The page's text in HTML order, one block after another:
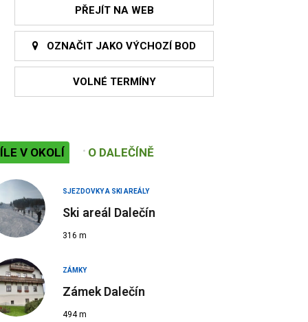
PŘEJÍT NA WEB
OZNAČIT JAKO VÝCHOZÍ BOD
VOLNÉ TERMÍNY
V OKOLÍ O DALEČÍNĚ
SJEZDOVKY A SKI AREÁLY
Ski areál Dalečín
316 m
ZÁMKY
Zámek Dalečín
494 m